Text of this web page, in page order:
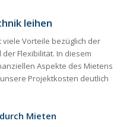
leihen
Vorteile bezüglich der
Flexibilität. In diesem
Aspekte des Mietens
Projektkosten deutlich
Mieten